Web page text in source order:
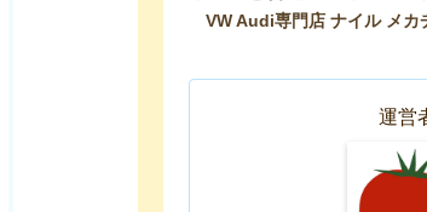
最速のシャランをVW専門
VW Audi専門店 ナイル メカ
運営